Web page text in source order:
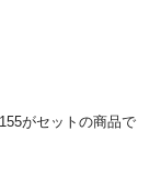
がセットの商品で